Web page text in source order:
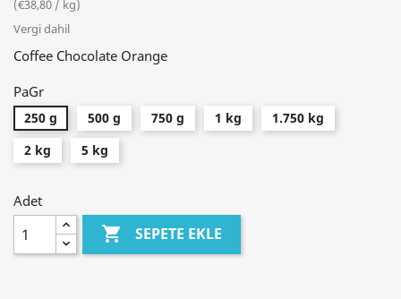
(€38,80 / kg)
Vergi dahil
Coffee Chocolate Orange
PaGr
250 g 500 g 750 g 1 kg
1.750 kg
2 kg
5 kg
Adet
 SEPETE EKLE